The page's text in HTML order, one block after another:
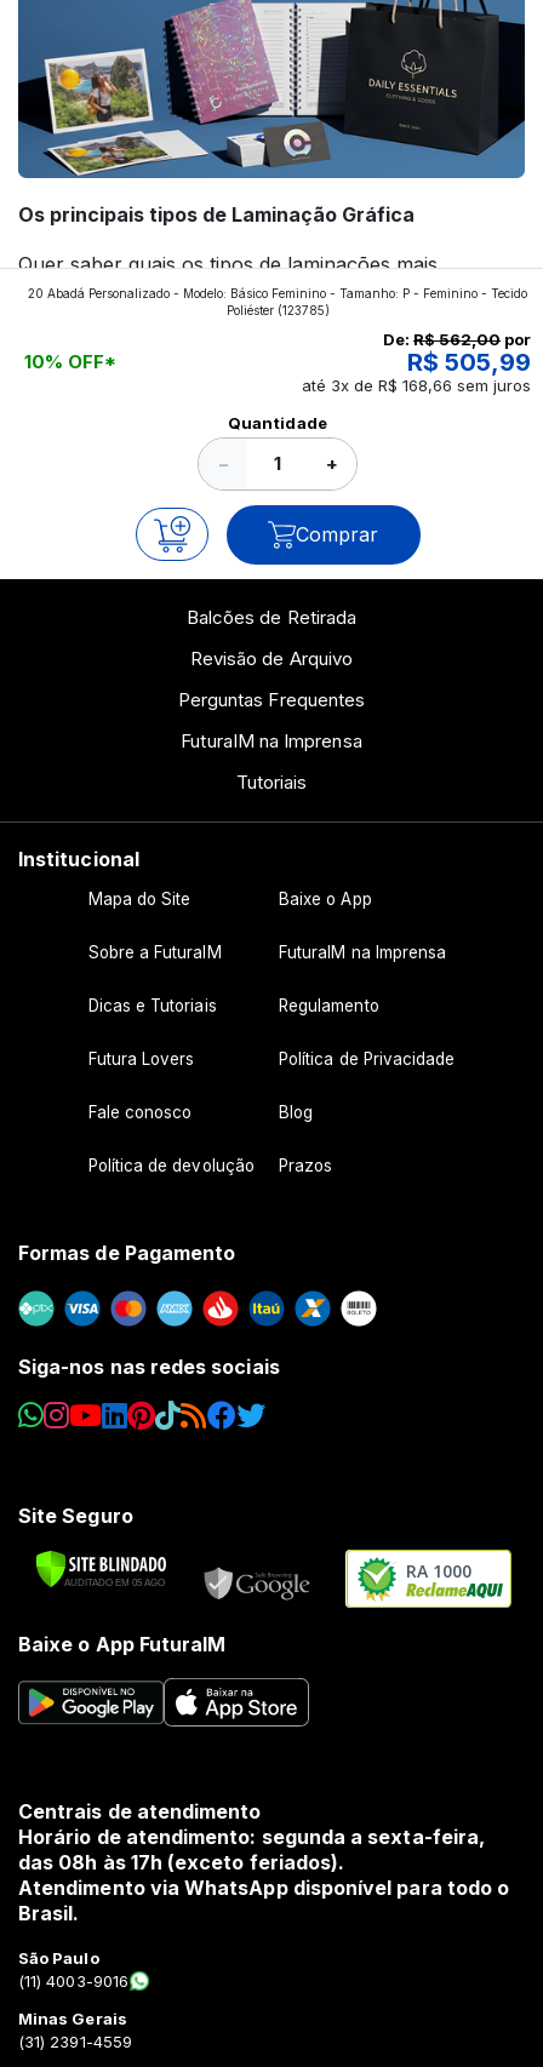
Os principais tipos de Laminação Gráfica
Quer saber quais os tipos de laminações mais
aplicados nos impressos da gráfica FuturaIM? Então,
continue a leitura que vamos revelar para você!
20 Abadá Personalizado - Modelo: Básico Feminino - Tamanho: P - Feminino - Tecido
Poliéster(123785)
10% OFF*
De: R$ 562,00 por
R$ 505,99
até 3x de R$ 168,66 sem juros
Quantidade
− +
Comprar
Balcões de Retirada
Revisão de Arquivo
Perguntas Frequentes
FuturaIM na Imprensa
Tutoriais
Institucional
Mapa do Site Baixe o App
Sobre a FuturaIM FuturaIM na Imprensa
Dicas e Tutoriais Regulamento
Futura Lovers Política de Privacidade
Fale conosco Blog
Política de devolução Prazos
Formas de Pagamento
Siga-nos nas redes sociais
Site Seguro
RA 1000
Baixe o App FuturaIM
Centrais de atendimento
Horário de atendimento: segunda a sexta-feira,
das 08h às 17h (exceto feriados).
Atendimento via WhatsApp disponível para todo o
Brasil.
São Paulo
(11) 4003-9016
Minas Gerais
(31) 2391-4559